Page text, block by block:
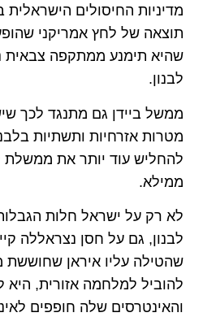
מדיניות החיסולים הישראלית
תוצאה של לחץ אמריקני
שהיא תימנע ממתקפה צבאית
לבנון.
ממשל ביידן גם מתנגד לכך
מטרות אזרחיות ותשתיות
להחליש עוד יותר את ממשלת
ממילא.
לא רק על ישראל חלות
לבנון, גם על חסן נצראללה
שהטילה עליו איראן
להוביל למלחמה אזורית, היא
והאינטרסים שלה חופפים